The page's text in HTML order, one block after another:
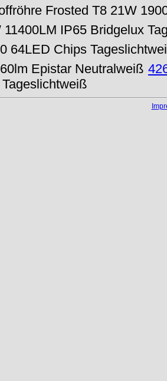
Frosted T8 21W
IP65 Bridgelux
64LED Chips
Epistar Neutralweiß